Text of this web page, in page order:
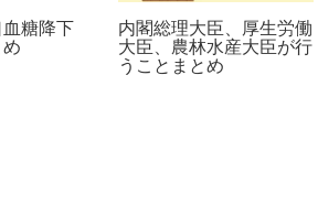
血糖降下
内閣総理大臣、厚生労働
大臣、農林水産大臣が行
うことまとめ